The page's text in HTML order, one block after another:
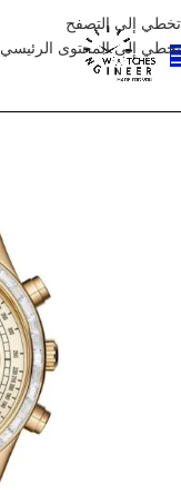
تخطي إلى التصفح
تخطي إلى المحتوى الرئيسي